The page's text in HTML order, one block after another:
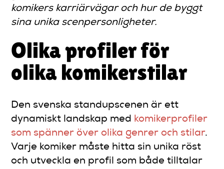
komikers karriärvägar och hur de byggt
sina unika scenpersonligheter.
Olika profiler för
olika komikerstilar
Den svenska standupscenen är ett
dynamiskt landskap med komikerprofiler
som spänner över olika genrer och stilar.
Varje komiker måste hitta sin unika röst
och utveckla en profil som både tilltalar